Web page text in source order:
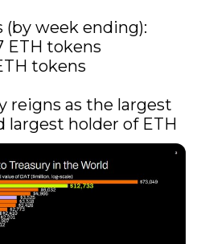
(by week ending):
ETH tokens
tokens
reigns as the largest
largest holder of ETH